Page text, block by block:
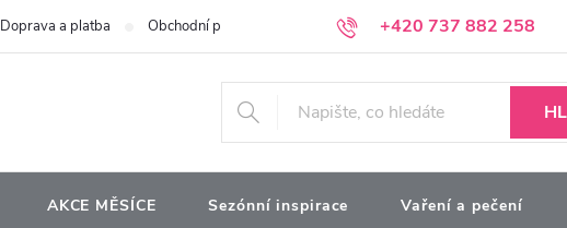
+420 737 882 258
Doprava a platba Obchodní podmínky Podmínky ochrany osobních údajů
AKCE MĚSÍCE Sezónní inspirace Vaření a pečení